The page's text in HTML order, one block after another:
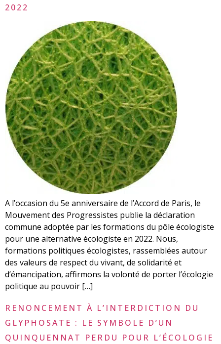
2022
A l’occasion du 5e anniversaire de l’Accord de Paris, le
Mouvement des Progressistes publie la déclaration
commune adoptée par les formations du pôle écologiste
pour une alternative écologiste en 2022. Nous,
formations politiques écologistes, rassemblées autour
des valeurs de respect du vivant, de solidarité et
d’émancipation, affirmons la volonté de porter l’écologie
politique au pouvoir […]
RENONCEMENT À L’INTERDICTION DU
GLYPHOSATE : LE SYMBOLE D’UN
QUINQUENNAT PERDU POUR L’ÉCOLOGIE